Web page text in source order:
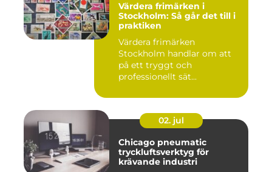
Värdera frimärken i
Stockholm: Så går det till i
praktiken
Värdera frimärken
Stockholm handlar om att
på ett tryggt och
professionellt sät...
02. jul
Chicago pneumatic
tryckluftsverktyg för
krävande industri